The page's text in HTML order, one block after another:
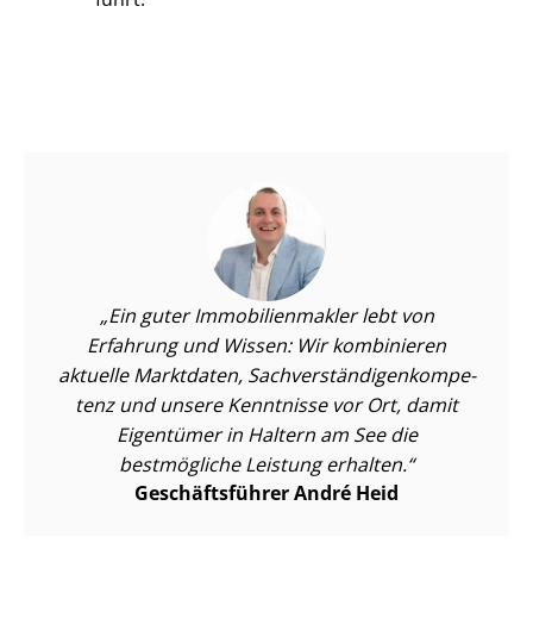
Ein guter Im­mo­bi­li­en­mak­ler lebt von
Erfahrung und Wissen: Wir kombinieren
aktuelle Marktdaten, Sach­ver­stän­di­gen­kom­pe­
tenz und unsere Kenntnisse vor Ort, damit
Eigentümer in Haltern am See die
bestmögliche Leistung erhalten.
Geschäftsführer André Heid